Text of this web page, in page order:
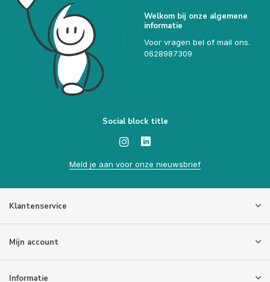
Welkom bij onze algemene
informatie
Voor vragen bel of mail ons.
0628987309
Social block title
Meld je aan voor onze nieuwsbrief
Klantenservice
Mijn account
Informatie